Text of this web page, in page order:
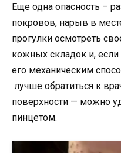
Еще одна опасность –
покровов, нарыв в
прогулки осмотреть
кожных складок и,
его механическим
лучше обратиться к
поверхности — можно
пинцетом.